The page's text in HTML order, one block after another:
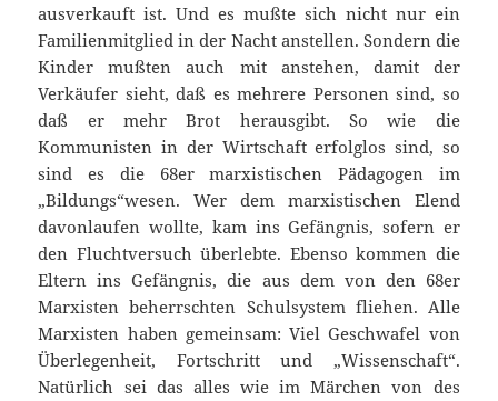
ausverkauft ist. Und es mußte sich nicht nur ein
Familienmitglied in der Nacht anstellen. Sondern die
Kinder mußten auch mit anstehen, damit der
Verkäufer sieht, daß es mehrere Personen sind, so
daß er mehr Brot herausgibt. So wie die
Kommunisten in der Wirtschaft erfolglos sind, so
sind es die 68er marxistischen Pädagogen im
„Bildungs“wesen. Wer dem marxistischen Elend
davonlaufen wollte, kam ins Gefängnis, sofern er
den Fluchtversuch überlebte. Ebenso kommen die
Eltern ins Gefängnis, die aus dem von den 68er
Marxisten beherrschten Schulsystem fliehen. Alle
Marxisten haben gemeinsam: Viel Geschwafel von
Überlegenheit, Fortschritt und „Wissenschaft“.
Natürlich sei das alles wie im Märchen von des